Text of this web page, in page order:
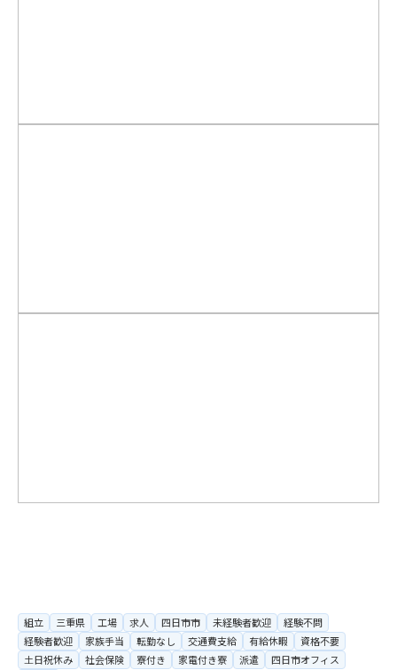
組立 三重県 工場 求人 四日市市 未経験者歓迎
経験不問
経験者歓迎
家族手当 転勤なし 交通費支給 有給休暇
資格不要
土日祝休み
社会保険 寮付き 家電付き寮 派遣
四日市オフィス